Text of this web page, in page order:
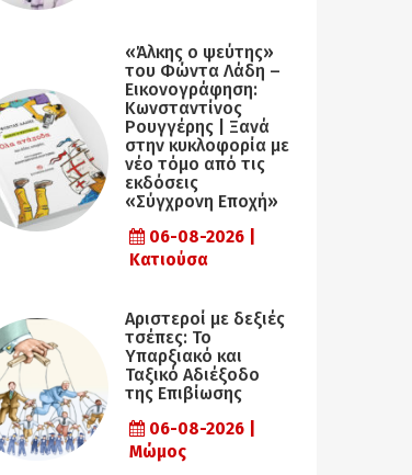
«Άλκης ο ψεύτης»
του Φώντα Λάδη –
Εικονογράφηση:
Κωνσταντίνος
Ρουγγέρης | Ξανά
στην κυκλοφορία με
νέο τόμο από τις
εκδόσεις
«Σύγχρονη Εποχή»
06-08-2026 |
Κατιούσα
Αριστεροί με δεξιές
τσέπες: Το
Υπαρξιακό και
Ταξικό Αδιέξοδο
της Επιβίωσης
06-08-2026 |
Μώμος